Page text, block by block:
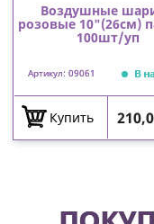
Воздушные
розовые 10"(26см)
100шт/уп
Артикул: 09061 В
Купить Цена